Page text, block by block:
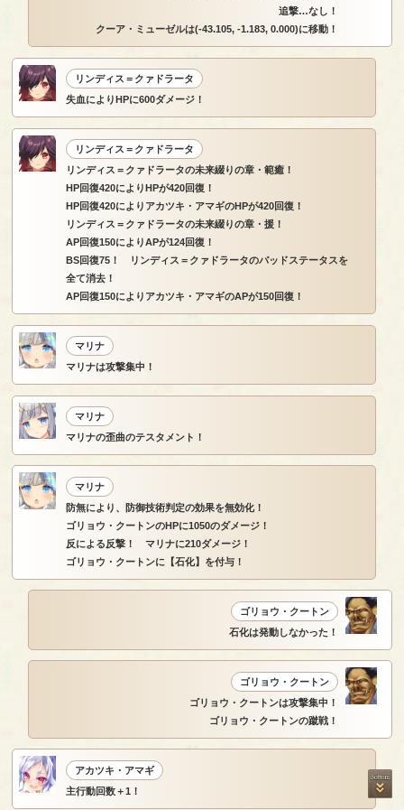
追撃…なし！
クーア・ミューゼルは(-43.105, -1.183, 0.000)に移動！
リンディス＝クァドラータ
失血によりHPに600ダメージ！
リンディス＝クァドラータ
リンディス＝クァドラータの未来綴りの章・範癒！
HP回復420によりHPが420回復！
HP回復420によりアカツキ・アマギのHPが420回復！
リンディス＝クァドラータの未来綴りの章・援！
AP回復150によりAPが124回復！
BS回復75！ リンディス＝クァドラータのバッドステータスを
全て消去！
AP回復150によりアカツキ・アマギのAPが150回復！
マリナ
マリナは攻撃集中！
マリナ
マリナの歪曲のテスタメント！
マリナ
防無により、防御技術判定の効果を無効化！
ゴリョウ・クートンのHPに1050のダメージ！
反による反撃！ マリナに210ダメージ！
ゴリョウ・クートンに【石化】を付与！
ゴリョウ・クートン
石化は発動しなかった！
ゴリョウ・クートン
ゴリョウ・クートンは攻撃集中！
ゴリョウ・クートンの蹴戦！
アカツキ・アマギ
主行動回数＋1！